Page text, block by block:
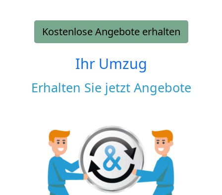
Kostenlose Angebote erhalten
Ihr Umzug
Erhalten Sie jetzt Angebote